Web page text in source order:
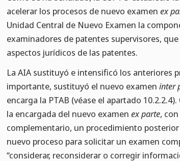
acelerar los procesos de nuevo examen ex
Unidad Central de Nuevo Examen la
examinadores de patentes supervisores,
aspectos jurídicos de las patentes.
La AIA sustituyó e intensificó los anteriores
importante, sustituyó el nuevo examen inter
encarga la PTAB (véase el apartado
la encargada del nuevo examen ex parte,
complementario, un procedimiento
nuevo proceso para solicitar un examen
“considerar, reconsiderar o corregir